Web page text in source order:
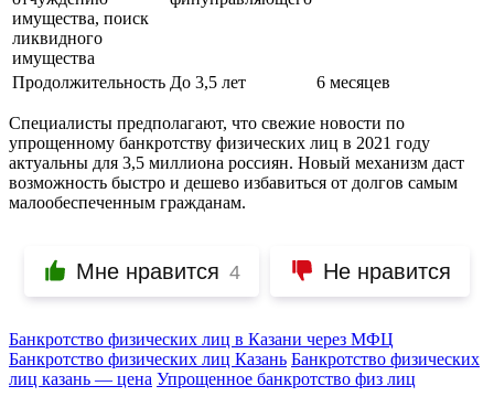
имущества, поиск
ликвидного
имущества
Продолжительность До 3,5 лет 6 месяцев
Специалисты предполагают, что свежие новости по
упрощенному банкротству физических лиц в 2021 году
актуальны для 3,5 миллиона россиян. Новый механизм даст
возможность быстро и дешево избавиться от долгов самым
малообеспеченным гражданам.
Мне нравится 4 Не нравится
Банкротство физических лиц в Казани через МФЦ
Банкротство физических лиц Казань Банкротство физических
лиц казань — цена Упрощенное банкротство физ лиц